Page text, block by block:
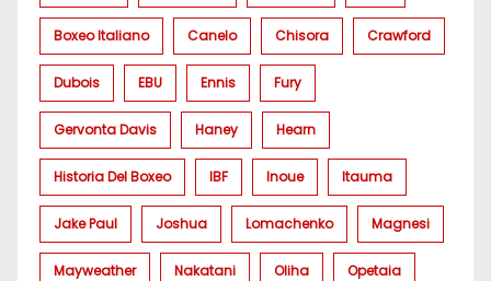
Boxeo Italiano Canelo Chisora Crawford
Dubois EBU Ennis Fury
Gervonta Davis Haney Hearn
Historia Del Boxeo IBF Inoue Itauma
Jake Paul Joshua Lomachenko Magnesi
Mayweather Nakatani Oliha Opetaia